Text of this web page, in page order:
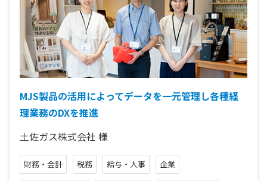
MJS製品の活用によってデータを一元管理し各種経
理業務のDXを推進
土佐ガス株式会社 様
財務・会計 税務 給与・人事 企業